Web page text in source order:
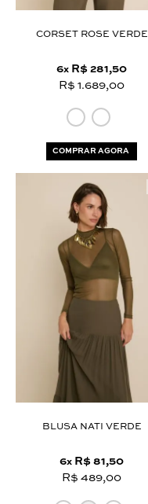
CORSET ROSE VERDE
6x R$ 281,50
R$ 1.689,00
COMPRAR AGORA
BLUSA NATI VERDE
6x R$ 81,50
R$ 489,00